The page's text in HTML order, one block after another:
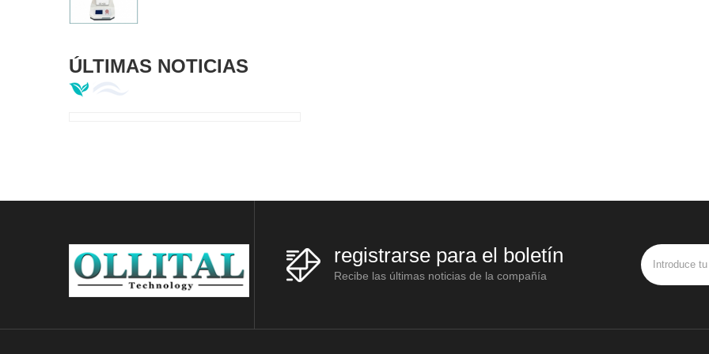
ÚLTIMAS NOTICIAS
registrarse para el boletín
Recibe las últimas noticias de la compañía